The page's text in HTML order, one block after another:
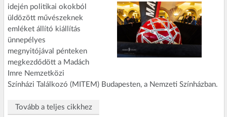
idején politikai okokból
üldözött művészeknek
emléket állító kiállítás
ünnepélyes
megnyitójával pénteken
megkezdődött a Madách
Imre Nemzetközi
Színházi Találkozó (MITEM) Budapesten, a Nemzeti Színházban.
Tovább a teljes cikkhez